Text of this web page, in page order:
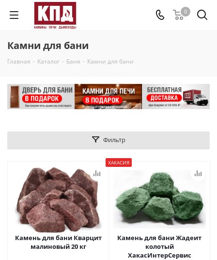
0
Камни для бани
Главная - Каталог - Баня - Камни для бани
Фильтр
Камень для бани Кварцит
малиновый 20 кг
ХАКАСИЯ
Камень для бани Жадеит
колотый
ХакасИнтерСервис